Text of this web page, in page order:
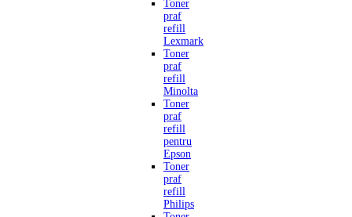
Toner
praf
refill
Lexmark
Toner
praf
refill
Minolta
Toner
praf
refill
pentru
Epson
Toner
praf
refill
Philips